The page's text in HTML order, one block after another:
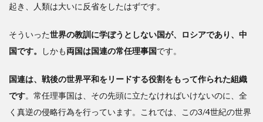
3
の国家は
何を目指
して歩む
――「多
様化」が
キーワー
起き、人類は大いに反省をしたはずです。
そういった世界の教訓に学ぼうとしない国が、ロシアであり、中
国です。
しかも両国は国連の常任理事国です。
国連は、 戦後の世界平和をリードする役割をもって作られた組織
です。常任理事国は、その先頭に立たなければいけないのに、全
く真逆の侵略行為を行っています。これでは、この3/4世紀の世界